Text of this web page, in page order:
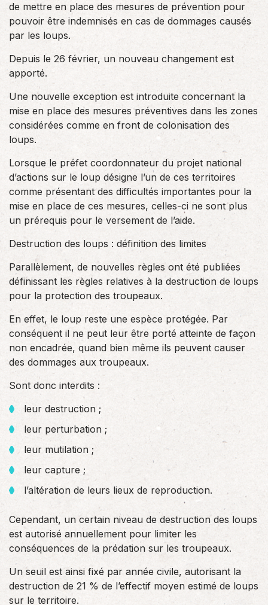
de mettre en place des mesures de prévention pour
pouvoir être indemnisés en cas de dommages causés
par les loups.
Depuis le 26 février, un nouveau changement est
apporté.
Une nouvelle exception est introduite concernant la
mise en place des mesures préventives dans les zones
considérées comme en front de colonisation des
loups.
Lorsque le préfet coordonnateur du projet national
d’actions sur le loup désigne l’un de ces territoires
comme présentant des difficultés importantes pour la
mise en place de ces mesures, celles-ci ne sont plus
un prérequis pour le versement de l’aide.
Destruction des loups : définition des limites
Parallèlement, de nouvelles règles ont été publiées
définissant les règles relatives à la destruction de loups
pour la protection des troupeaux.
En effet, le loup reste une espèce protégée. Par
conséquent il ne peut leur être porté atteinte de façon
non encadrée, quand bien même ils peuvent causer
des dommages aux troupeaux.
Sont donc interdits :
leur destruction ;
leur perturbation ;
leur mutilation ;
leur capture ;
l’altération de leurs lieux de reproduction.
Cependant, un certain niveau de destruction des loups
est autorisé annuellement pour limiter les
conséquences de la prédation sur les troupeaux.
Un seuil est ainsi fixé par année civile, autorisant la
destruction de 21 % de l’effectif moyen estimé de loups
sur le territoire.